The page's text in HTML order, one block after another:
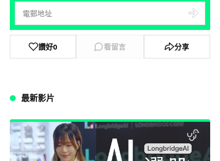
讚好0 看留言 分享
最新影片